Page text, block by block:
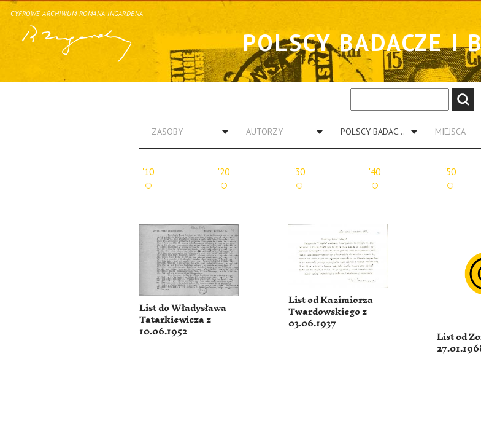
CYFROWE ARCHIWUM ROMANA INGARDENA
POLSCY BADACZE I
ZASOBY AUTORZY POLSCY BADACZE I BADACZKI MIEJSCA
'10 '20 '30 '40 '50
List do Władysława
Tatarkiewicza z
10.06.1952
List od Kazimierza
Twardowskiego z
03.06.1937
List od